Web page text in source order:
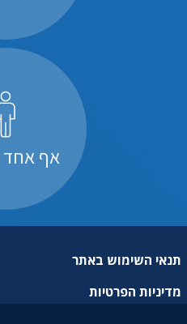
אף אחד מהנ”ל
תנאי השימוש באתר
מדיניות הפרטיות